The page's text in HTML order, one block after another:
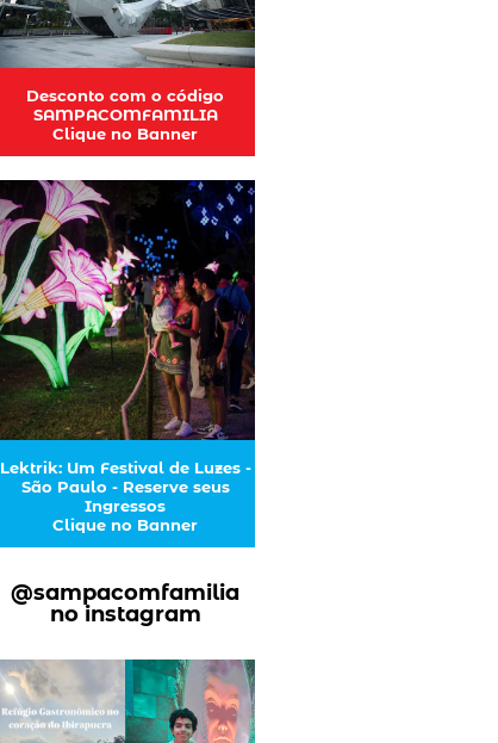
Desconto com o código
SAMPACOMFAMILIA
Clique no Banner
Lektrik: Um Festival de Luzes -
São Paulo - Reserve seus
Ingressos
Clique no Banner
@sampacomfamilia
no instagram